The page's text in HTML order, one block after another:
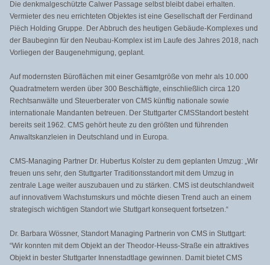
Die denkmalgeschützte Calwer Passage selbst bleibt dabei erhalten.
Vermieter des neu errichteten Objektes ist eine Gesellschaft der Ferdinand
Piëch Holding Gruppe. Der Abbruch des heutigen Gebäude-Komplexes und
der Baubeginn für den Neubau-Komplex ist im Laufe des Jahres 2018, nach
Vorliegen der Baugenehmigung, geplant.
Auf modernsten Büroflächen mit einer Gesamtgröße von mehr als 10.000
Quadratmetern werden über 300 Beschäftigte, einschließlich circa 120
Rechtsanwälte und Steuerberater von CMS künftig nationale sowie
internationale Mandanten betreuen. Der Stuttgarter CMSStandort besteht
bereits seit 1962. CMS gehört heute zu den größten und führenden
Anwaltskanzleien in Deutschland und in Europa.
CMS-Managing Partner Dr. Hubertus Kolster zu dem geplanten Umzug: „Wir
freuen uns sehr, den Stuttgarter Traditionsstandort mit dem Umzug in
zentrale Lage weiter auszubauen und zu stärken. CMS ist deutschlandweit
auf innovativem Wachstumskurs und möchte diesen Trend auch an einem
strategisch wichtigen Standort wie Stuttgart konsequent fortsetzen.“
Dr. Barbara Wössner, Standort Managing Partnerin von CMS in Stuttgart:
“Wir konnten mit dem Objekt an der Theodor-Heuss-Straße ein attraktives
Objekt in bester Stuttgarter Innenstadtlage gewinnen. Damit bietet CMS